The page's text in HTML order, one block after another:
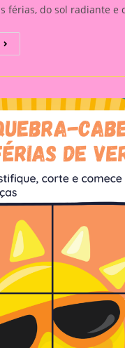
férias, do sol radiante e
Atividades
Férias